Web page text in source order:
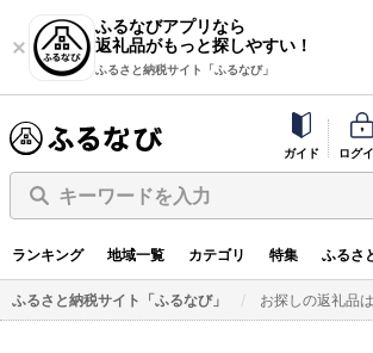
ふるなびアプリなら
返礼品がもっと探しやすい！
ふるさと納税サイト「ふるなび」
ガイド ログ
キーワードを入力
ランキング 地域一覧 カテゴリ 特集 ふるさ
ふるさと納税サイト「ふるなび」 お探しの返礼品